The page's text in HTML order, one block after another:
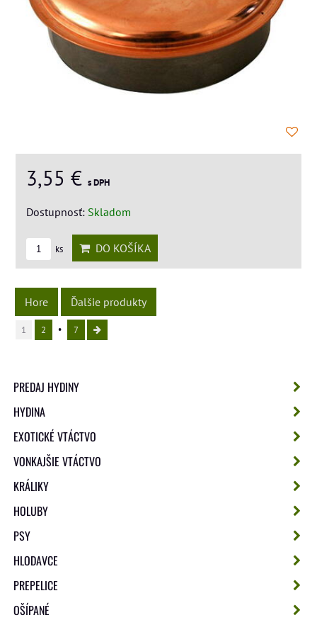
3,55 € s DPH
Dostupnosť: Skladom
ks DO KOŠÍKA
Hore Ďalšie produkty
1 2 7
PREDAJ HYDINY
HYDINA
EXOTICKÉ VTÁCTVO
VONKAJŠIE VTÁCTVO
KRÁLIKY
HOLUBY
PSY
HLODAVCE
PREPELICE
OŠÍPANÉ